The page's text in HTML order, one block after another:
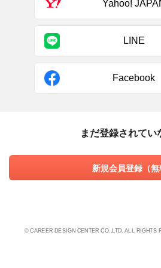
Yahoo!
LINE
Facebook
まだ登録されてい
新規会員登録（無
© CAREER DESIGN CENTER CO.,LTD. ALL RIGHTS